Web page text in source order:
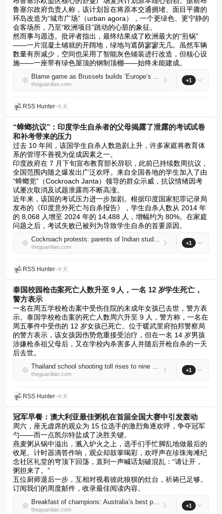
鲁塞尔政府负责人称，该计划旨在将原本交通拥堵、面目平庸的
环岛改造为“城市广场”（urban agora），一个更绿色、更宁静的
会客场所，乃至“欧洲项目”跳动的心脏的象征。
然而事与愿违。批评者指出，最终结果成了欧洲最大的“煎锅”
——一片混凝土铺就的开阔地，绿地与遮荫寥寥无几。虽然车辆
数量有所减少，空间也采用了智能灰色铺装进行改造，但核心设
施——一座带有绿色屋顶的钢制顶棚——始终未能建成。
Blame game as Brussels builds ‘Europe’s largest frying pan’ instead of shady square
theguardian.com
+1
RSS Hunter•今天
“蟑螂抗议”：印度学生自杀者的父母揭露了泄露的考试试卷
和补考带来的压力
过去 10 年间，该国学生自杀人数急剧上升，许多家庭将教育体
系的管理不善视为促成因素之一。
印度政府在 7 月下旬宣布教育部长辞职，此前已持续数周抗议，
全国范围内随之爆发出广泛欢呼。来自全国各地的学生加入了由
“蟑螂党”（Cockroach Janta）领导的群众示威，抗议情绪因考
试屡次取消及试题泄露而不断高涨。
近年来，该国的考试压力进一步加剧。根据印度国家犯罪记录局
发布的《印度意外死亡与自杀报告》，学生自杀人数从 2014 年
的 8,068 人增至 2024 年的 14,488 人，增幅约为 80%。在家庭
问题之后，考试失败已被列为导致学生自杀的首要原因。
Cockroach protests: parents of Indian students who took their own lives reveal pressure of leaked exam papers and resits
theguardian.com
+1
RSS Hunter•今天
泰国校园枪击案死亡人数升至 9 人，一名 12 岁学生死亡，
警方表示
一名在周五学校枪击案中受伤住院的未成年女孩已去世，警方表
示。泰国学校枪击案的死亡人数周六升至 9 人，警方称，一名在
周五事件中受伤的 12 岁女孩已死亡。位于暖武里府拍邦警察局
的警方表示，该女孩因伤势危重接受治疗，但在一名 14 岁男孩
涉嫌枪杀祖父母后，又在学校内杀害多人并随后开枪自杀的一天
后去世。
Thailand school shooting toll rises to nine after 12-year-old dies, police say
theguardian.com
+1
RSS Hunter•今天
冠军早餐：澳大利亚最佳粥机在首届全国大赛中引发轰动
周六，座无虚席的观众为 15 位选手的激烈角逐欢呼，争夺冠军
勺——而一点凯尔特盐成了决胜关键。
燕麦粥从锅中溢出，溅入炉火之上，选手们手忙脚乱地做最后的
收尾。计时器滴答作响，观众却鼓掌喝彩，欢呼声在珍珠海滩纪
念社区礼堂的穹顶下回荡，直到一声喊话划破混乱：“请让开，
粥担来了。”
五位厨师退后一步，互相对视着彼此狼狈的灶台，祈祷已足够。
订阅我们的周度邮件，收录最佳阅读内容。
Breakfast of champions: Australia’s best porridge makers cause a stir at inaugural national competition
theguardian.com
+1